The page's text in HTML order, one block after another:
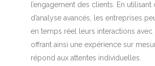
l’engagement des clients. En utilisant
d’analyse avancés, les entreprises
en temps réel leurs interactions avec
offrant ainsi une expérience sur
répond aux attentes individuelles.